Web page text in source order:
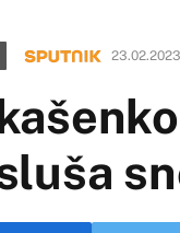
23.02.2023